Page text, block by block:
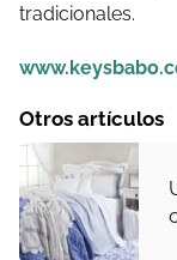
tradicionales.
Otros artículos